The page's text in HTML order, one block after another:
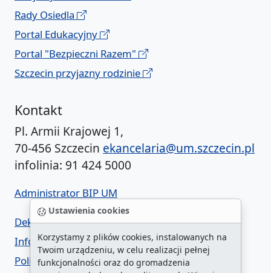
Ustawienia cookies
Korzystamy z plików cookies, instalowanych na
Twoim urządzeniu, w celu realizacji pełnej
funkcjonalności oraz do gromadzenia
Rady Osiedla
Portal Edukacyjny
Portal "Bezpieczni Razem"
Szczecin przyjazny rodzinie
Kontakt
Pl. Armii Krajowej 1,
70-456 Szczecin ekancelaria@um.szczecin.pl
infolinia: 91 424 5000
Administrator BIP UM
Deklaracja dostępności
Informacja o urzędzie w ETR
Polityka prywatności